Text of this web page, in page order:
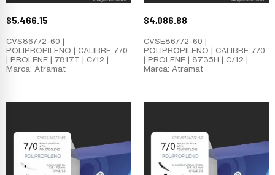
$5,466.15
CVS867/2-60 |
POLIPROPILENO | CALIBRE 7/0
| PROLENE | 7817T | C/12 |
Marca: Atramat
$4,086.88
CVSE867/2-60 |
POLIPROPILENO | CALIBRE 7/0
| PROLENE | 8735H | C/12 |
Marca: Atramat